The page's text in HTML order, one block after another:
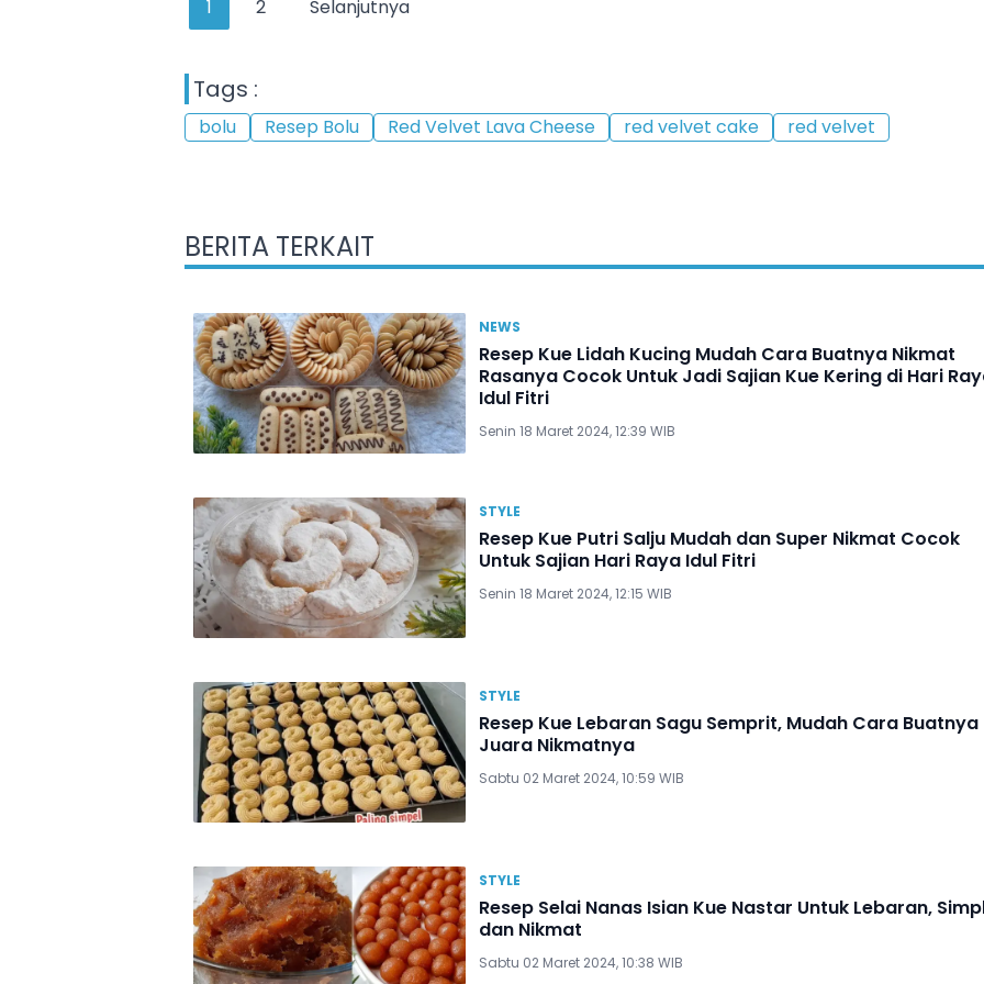
1 2 Selanjutnya
Tags :
bolu Resep Bolu Red Velvet Lava Cheese red velvet cake red velvet
BERITA TERKAIT
NEWS
Resep Kue Lidah Kucing Mudah Cara Buatnya Nikmat
Rasanya Cocok Untuk Jadi Sajian Kue Kering di Hari
Idul Fitri
Senin 18 Maret 2024, 12:39 WIB
STYLE
Resep Kue Putri Salju Mudah dan Super Nikmat Cocok
Untuk Sajian Hari Raya Idul Fitri
Senin 18 Maret 2024, 12:15 WIB
STYLE
Resep Kue Lebaran Sagu Semprit, Mudah Cara Buatnya
Juara Nikmatnya
Sabtu 02 Maret 2024, 10:59 WIB
STYLE
Resep Selai Nanas Isian Kue Nastar Untuk Lebaran,
dan Nikmat
Sabtu 02 Maret 2024, 10:38 WIB